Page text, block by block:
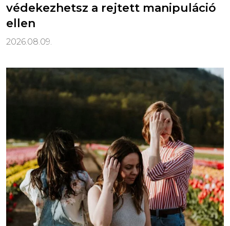
védekezhetsz a rejtett manipuláció
ellen
2026.08.09.